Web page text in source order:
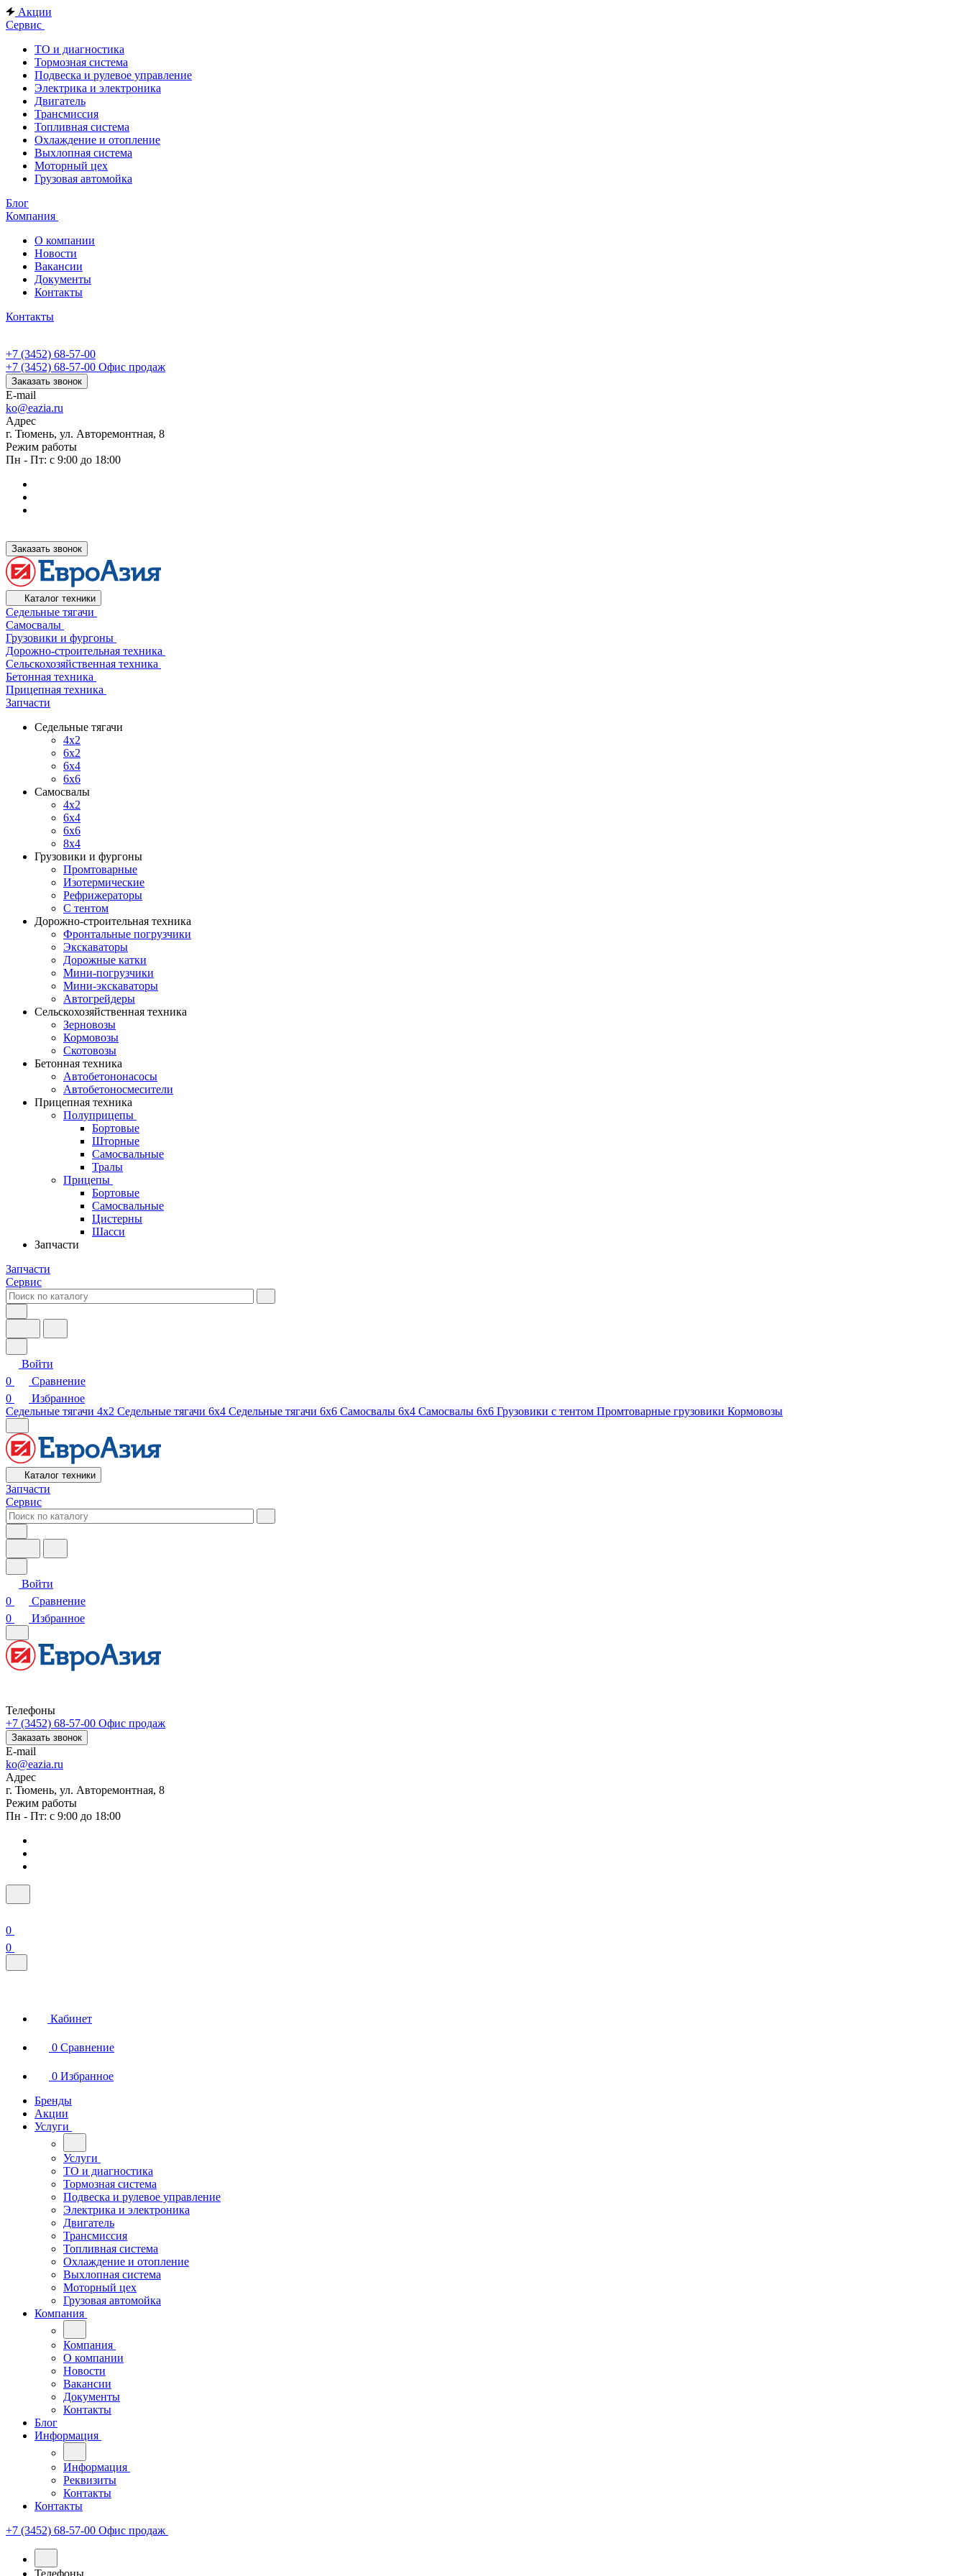
Акции
Сервис
ТО и диагностика
Тормозная система
Подвеска и рулевое управление
Электрика и электроника
Двигатель
Трансмиссия
Топливная система
Охлаждение и отопление
Выхлопная система
Моторный цех
Грузовая автомойка
Блог
Компания
О компании
Новости
Вакансии
Документы
Контакты
Контакты
+7 (3452) 68-57-00
+7 (3452) 68-57-00 Офис продаж
Заказать звонок
E-mail
ko@eazia.ru
Адрес
г. Тюмень, ул. Авторемонтная, 8
Режим работы
Пн - Пт: с 9:00 до 18:00
Заказать звонок
Каталог техники
Седельные тягачи
Самосвалы
Грузовики и фургоны
Дорожно-строительная техника
Сельскохозяйственная техника
Бетонная техника
Прицепная техника
Запчасти
Седельные тягачи
4x2
6x2
6x4
6x6
Самосвалы
4x2
6x4
6x6
8x4
Грузовики и фургоны
Промтоварные
Изотермические
Рефрижераторы
С тентом
Дорожно-строительная техника
Фронтальные погрузчики
Экскаваторы
Дорожные катки
Мини-погрузчики
Мини-экскаваторы
Автогрейдеры
Сельскохозяйственная техника
Зерновозы
Кормовозы
Скотовозы
Бетонная техника
Автобетононасосы
Автобетоносмесители
Прицепная техника
Полуприцепы
Бортовые
Шторные
Самосвальные
Тралы
Прицепы
Бортовые
Самосвальные
Цистерны
Шасси
Запчасти
Запчасти
Сервис
Войти
0
Сравнение
0
Избранное
Седельные тягачи 4х2 Седельные тягачи 6х4 Седельные тягачи 6х6 Самосвалы 6х4 Самосвалы 6х6 Грузовики с тентом Промтоварные грузовики Кормовозы
Каталог техники
Запчасти
Сервис
Войти
0
Сравнение
0
Избранное
Телефоны
+7 (3452) 68-57-00 Офис продаж
Заказать звонок
E-mail
ko@eazia.ru
Адрес
г. Тюмень, ул. Авторемонтная, 8
Режим работы
Пн - Пт: с 9:00 до 18:00
0
0
Кабинет
0 Сравнение
0 Избранное
Бренды
Акции
Услуги
Услуги
ТО и диагностика
Тормозная система
Подвеска и рулевое управление
Электрика и электроника
Двигатель
Трансмиссия
Топливная система
Охлаждение и отопление
Выхлопная система
Моторный цех
Грузовая автомойка
Компания
Компания
О компании
Новости
Вакансии
Документы
Контакты
Блог
Информация
Информация
Реквизиты
Контакты
Контакты
+7 (3452) 68-57-00 Офис продаж
Телефоны